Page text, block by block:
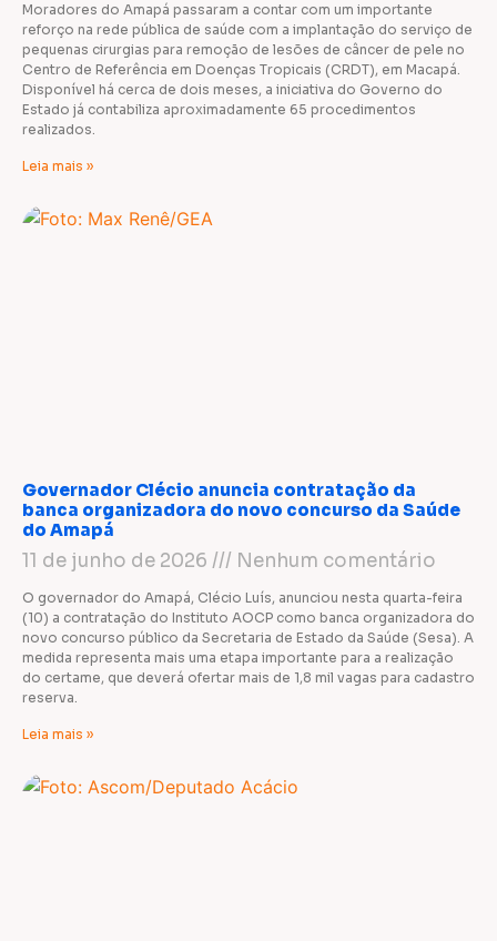
Moradores do Amapá passaram a contar com um importante
reforço na rede pública de saúde com a implantação do serviço de
pequenas cirurgias para remoção de lesões de câncer de pele no
Centro de Referência em Doenças Tropicais (CRDT), em Macapá.
Disponível há cerca de dois meses, a iniciativa do Governo do
Estado já contabiliza aproximadamente 65 procedimentos
realizados.
Leia mais »
Governador Clécio anuncia contratação da
banca organizadora do novo concurso da Saúde
do Amapá
11 de junho de 2026 Nenhum comentário
O governador do Amapá, Clécio Luís, anunciou nesta quarta-feira
(10) a contratação do Instituto AOCP como banca organizadora do
novo concurso público da Secretaria de Estado da Saúde (Sesa). A
medida representa mais uma etapa importante para a realização
do certame, que deverá ofertar mais de 1,8 mil vagas para cadastro
reserva.
Leia mais »